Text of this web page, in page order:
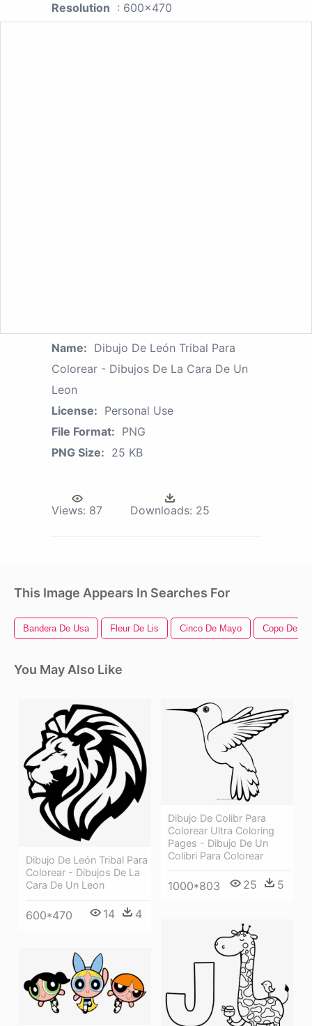
Resolution : 600x470
Name: Dibujo De León Tribal Para
Colorear - Dibujos De La Cara De Un
Leon
License: Personal Use
File Format: PNG
PNG Size: 25 KB
Views: 87 Downloads: 25
This Image Appears In Searches For
Bandera De Usa Fleur De Lis Cinco De Mayo Copo De
You May Also Like
Dibujo De León Tribal Para
Colorear - Dibujos De La
Cara De Un Leon
600*470 14 4
Dibujo De Colibr Para
Colorear Ultra Coloring
Pages - Dibujo De Un
Colibri Para Colorear
1000*803 25 5